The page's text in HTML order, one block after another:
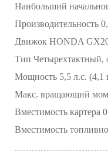
Наибольший
Производительность
Движок HONDA
Тип Четырехтактный,
Мощность 5,5 л.с. (4,1
Макс. вращающий
Вместимость картера
Вместимость